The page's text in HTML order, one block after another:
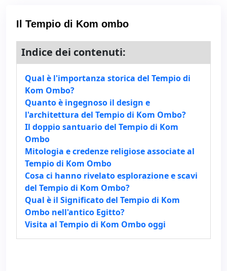
Il Tempio di Kom ombo
Indice dei contenuti:
Qual è l'importanza storica del Tempio di
Kom Ombo?
Quanto è ingegnoso il design e
l'architettura del Tempio di Kom Ombo?
Il doppio santuario del Tempio di Kom
Ombo
Mitologia e credenze religiose associate al
Tempio di Kom Ombo
Cosa ci hanno rivelato esplorazione e scavi
del Tempio di Kom Ombo?
Qual è il Significato del Tempio di Kom
Ombo nell'antico Egitto?
Visita al Tempio di Kom Ombo oggi